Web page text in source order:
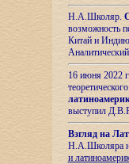
Н.А.Школяр.
возможность
Китай и
16 июня 2022
выступил
Взгляд на
Н.А.Школяра
и